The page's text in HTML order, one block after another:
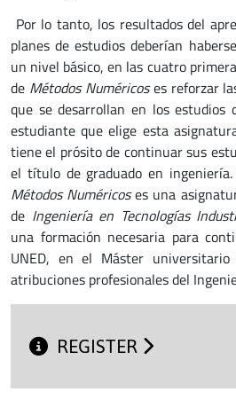
Por lo tanto, los resultados del
planes de estudios deberían
un nivel básico, en las cuatro
de Métodos Numéricoses reforzar
que se desarrollan en los estudios
estudiante que elige esta
tiene el prósito de continuar sus
el título de graduado en
Métodos Numéricoses una
de Ingeniería en Tecnologías
una for­ma­ción ne­ce­sa­ria pa­ra
UNED, en el Máster
atribuciones profesionales del
REGISTER